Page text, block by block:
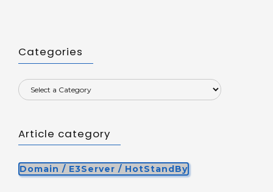
Categories
Article category
Domain / E3Server / HotStandBy